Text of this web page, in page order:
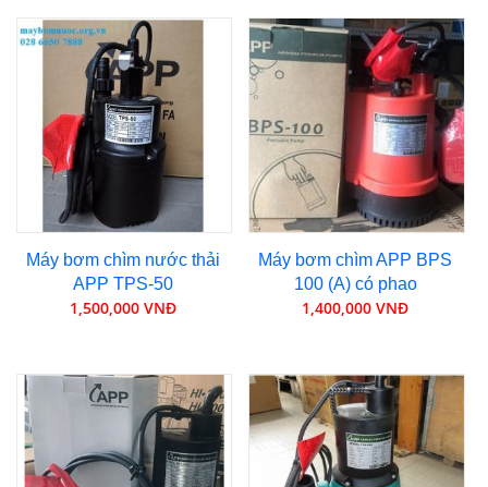
Máy bơm chìm nước thải
APP TPS-50
1,500,000 VNĐ
Máy bơm chìm APP BPS
100 (A) có phao
1,400,000 VNĐ